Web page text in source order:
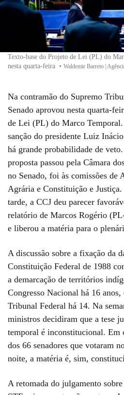
Texto-base do Projeto de Lei (PL) do
nesta quarta-feira • Waldemir Barreto |
Na contramão do Supremo
Senado aprovou nesta quarta-
de Lei (PL) do Marco Temporal.
sanção do presidente Luiz
há grande probabilidade de
proposta passou pela Câmara
no Senado, foi às comissões de
Agrária e Constituição e
tarde, a CCJ deu parecer
relatório de Marcos Rogério
e liberou a matéria para o
A discussão sobre a fixação da
Constituição Federal de 1988
a demarcação de territórios
Congresso Nacional há 16
Tribunal Federal há 14. Na
ministros decidiram que a tese
temporal é inconstitucional. Em
dos 66 senadores que votaram
noite, a matéria é, sim,
A retomada do julgamento